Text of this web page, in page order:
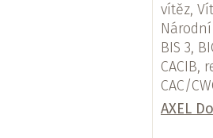
vítěz,
BIS 3,
CACIB,
CAC/
AXEL